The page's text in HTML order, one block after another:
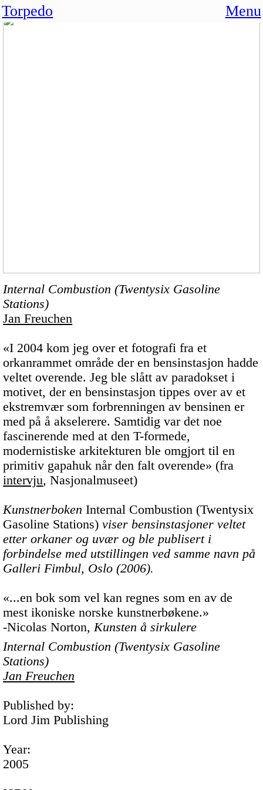
Torpedo Menu
Internal Combustion (Twentysix Gasoline
Stations)
Jan Freuchen
«I 2004 kom jeg over et fotografi fra et
orkanrammet område der en bensinstasjon hadde
veltet overende. Jeg ble slått av paradokset i
motivet, der en bensinstasjon tippes over av et
ekstremvær som forbrenningen av bensinen er
med på å akselerere. Samtidig var det noe
fascinerende med at den T-formede,
modernistiske arkitekturen ble omgjort til en
primitiv gapahuk når den falt overende» (fra
intervju, Nasjonalmuseet)
KunstnerbokenInternal Combustion (Twentysix
Gasoline Stations)viser bensinstasjoner veltet
etter orkaner og uvær og ble publisert i
forbindelse med utstillingen ved samme navn på
Galleri Fimbul, Oslo (2006).
«...en bok som vel kan regnes som en av de
mest ikoniske norske kunstnerbøkene.»
-Nicolas Norton, Kunsten å sirkulere
Internal Combustion (Twentysix Gasoline
Stations)
Jan Freuchen
Published by:
Lord Jim Publishing
Year:
2005